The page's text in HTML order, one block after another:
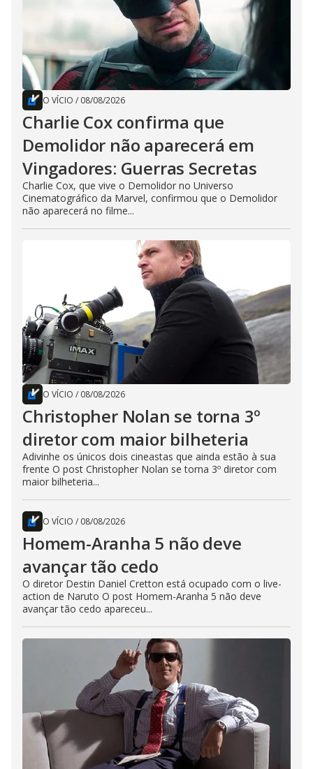
O VÍCIO / 08/08/2026
Charlie Cox confirma que
Demolidor não aparecerá em
Vingadores: Guerras Secretas
Charlie Cox, que vive o Demolidor no Universo
Cinematográfico da Marvel, confirmou que o Demolidor
não aparecerá no filme...
O VÍCIO / 08/08/2026
Christopher Nolan se torna 3º
diretor com maior bilheteria
Adivinhe os únicos dois cineastas que ainda estão à sua
frente O post Christopher Nolan se torna 3º diretor com
maior bilheteria...
O VÍCIO / 08/08/2026
Homem-Aranha 5 não deve
avançar tão cedo
O diretor Destin Daniel Cretton está ocupado com o live-
action de Naruto O post Homem-Aranha 5 não deve
avançar tão cedo apareceu...